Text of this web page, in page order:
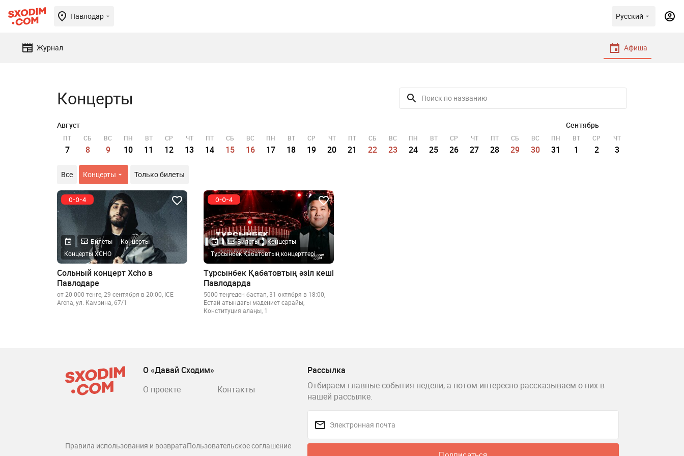
Павлодар Русский
Журнал Афиша
Концерты
Август
ПТ
7
СБ
8
ВС
9
ПН
10
ВТ
11
СР
12
ЧТ
13
ПТ
14
СБ
15
ВС
16
ПН
17
ВТ
18
СР
19
ЧТ
20
ПТ
21
СБ
22
ВС
23
ПН
24
ВТ
25
СР
26
ЧТ
27
ПТ
28
СБ
29
ВС
30
ПН
31
Сентябрь
ВТ
1
СР
2
ЧТ
3
Все Концерты Только билеты
Билеты
Концерты
Концерты XCHO
Сольный концерт Xcho в
Павлодаре
от 20 000 тенге, 29 сентября в 20:00, ICE
Arena, ул. Камзина, 67/1
Билеты
Концерты
Тұрсынбек Қабатовтың концерттері
Тұрсынбек Қабатовтың әзіл кеші
Павлодарда
5000 теңгеден бастап, 31 октября в 18:00,
Естай атындағы мәдениет сарайы,
Конституция алаңы, 1
Рассылка
Отбираем главные события недели, а потом интересно рассказываем о них в
нашей рассылке.
О «Давай Сходим»
О проекте
Контакты
Правила использования и возвратаПользовательское соглашение